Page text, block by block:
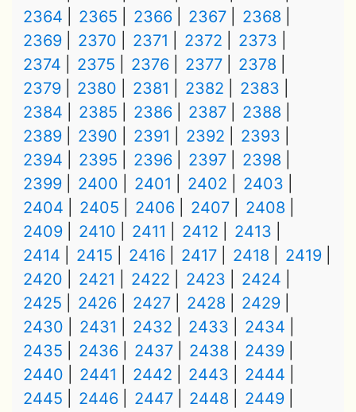
2364
2365 2366 2367
2368
2369
2370 2371 2372
2373
2374
2375 2376 2377
2378
2379
2380 2381 2382
2383
2384
2385 2386 2387
2388
2389
2390 2391 2392
2393
2394
2395 2396 2397
2398
2399
2400 2401 2402
2403
2404
2405 2406 2407
2408
2409
2410 2411 2412
2413
2414
2415 2416 2417 2418
2419
2420
2421 2422 2423
2424
2425
2426 2427 2428
2429
2430
2431 2432 2433
2434
2435
2436 2437 2438
2439
2440
2441 2442 2443
2444
2445
2446 2447 2448
2449